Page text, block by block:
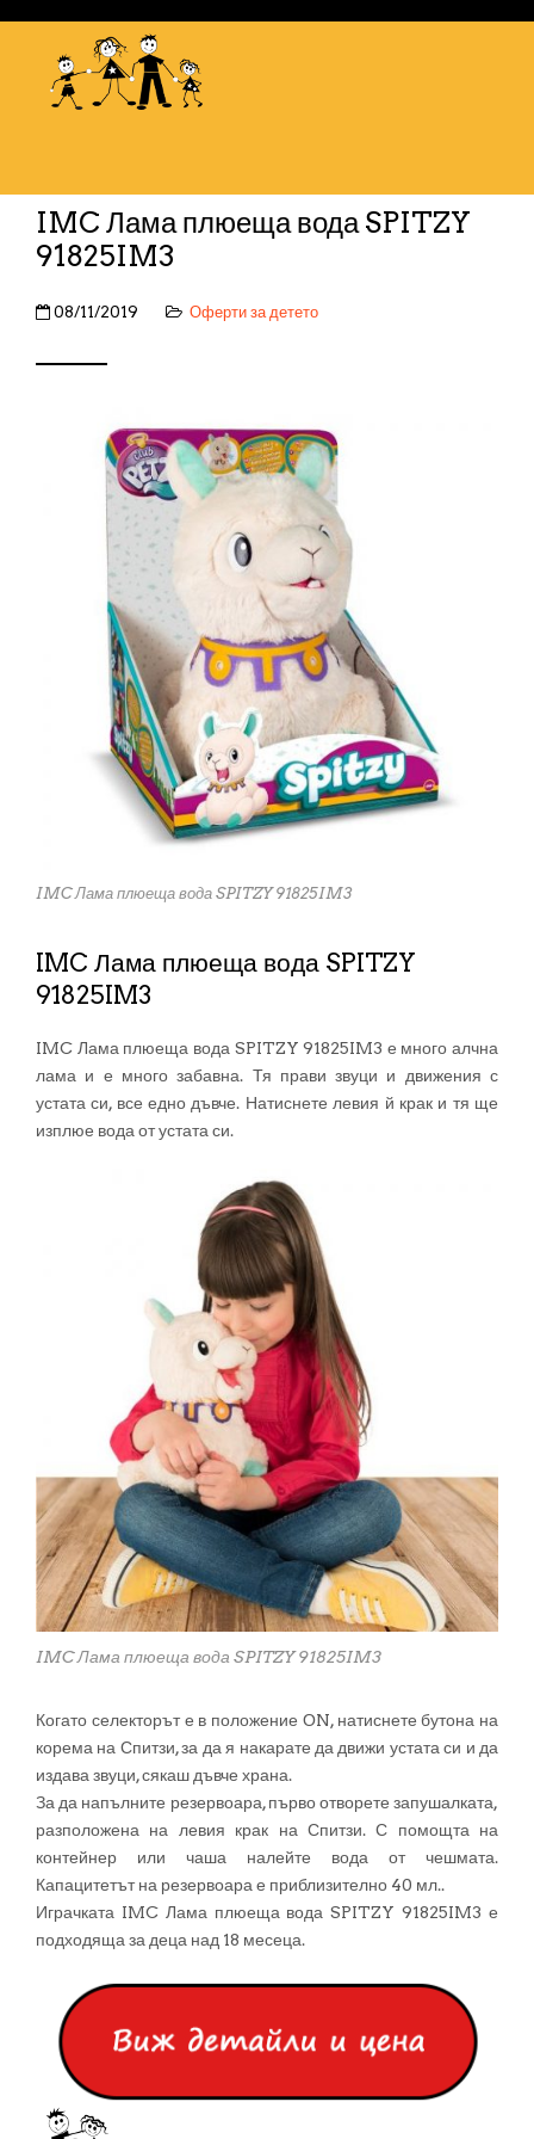
IMC Лама плюеща вода SPITZY
91825IM3
08/11/2019 Оферти за детето
IMC Лама плюеща вода SPITZY 91825IM3
IMC Лама плюеща вода SPITZY
91825IM3
IMC Лама плюеща вода SPITZY 91825IM3 е много алчна
лама и е много забавна. Тя прави звуци и движения с
устата си, все едно дъвче. Натиснете левия й крак и тя ще
изплюе вода от устата си.
IMC Лама плюеща вода SPITZY 91825IM3
Когато селекторът е в положение ОN, натиснете бутона на
корема на Спитзи, за да я накарате да движи устата си и да
издава звуци, сякаш дъвче храна.
За да напълните резервоара, първо отворете запушалката,
разположена на левия крак на Спитзи. С помощта на
контейнер или чаша налейте вода от чешмата.
Капацитетът на резервоара е приблизително 40 мл..
Играчката IMC Лама плюеща вода SPITZY 91825IM3 е
подходяща за деца над 18 месеца.